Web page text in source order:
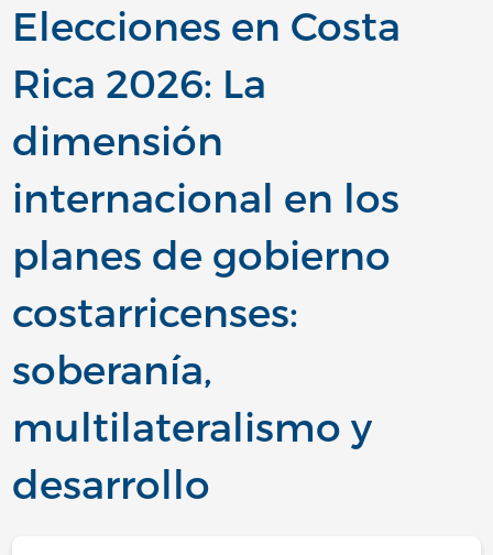
Elecciones en Costa
Rica 2026: La
dimensión
internacional en los
planes de gobierno
costarricenses:
soberanía,
multilateralismo y
desarrollo